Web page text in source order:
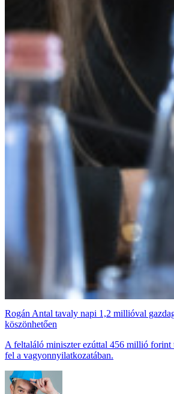
Rogán Antal tavaly napi 1,2 millióval
köszönhetően
A feltaláló miniszter ezúttal 456 millió forint
fel a vagyonnyilatkozatában.